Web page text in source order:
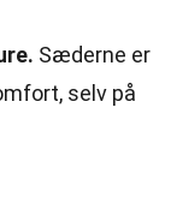
Sæderne er
selv på